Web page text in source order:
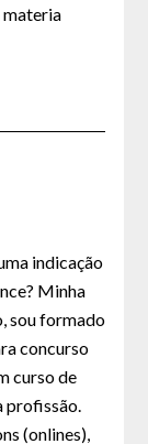
materia
indicação
Minha
sou formado
concurso
curso de
profissão.
(onlines),